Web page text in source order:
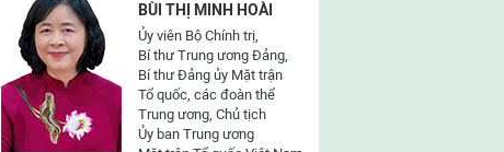
BÙI THỊ MINH HOÀI
Ủy viên Bộ Chính trị,
Bí thư Trung ương Đảng,
Bí thư Đảng ủy Mặt trận
Tổ quốc, các đoàn thể
Trung ương, Chủ tịch
Ủy ban Trung ương